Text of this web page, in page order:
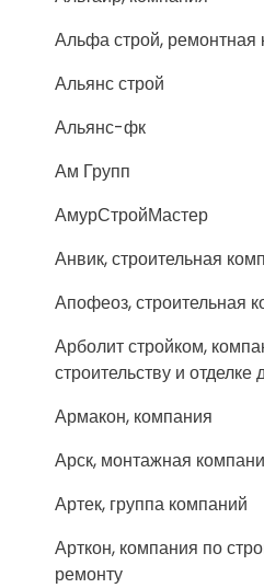
Альфа строй, ремонтная
Альянс строй
Альянс-фк
Ам Групп
АмурСтройМастер
Анвик, строительная
Апофеоз, строительная
Арболит стройком,
строительству и
Армакон, компания
Арск, монтажная
Артек, группа компаний
Арткон, компания по
ремонту